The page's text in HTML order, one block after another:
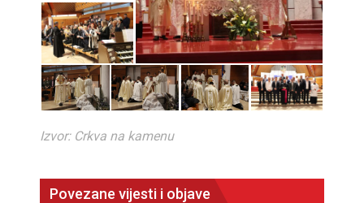
Izvor: Crkva na kamenu
Povezane vijesti i objave